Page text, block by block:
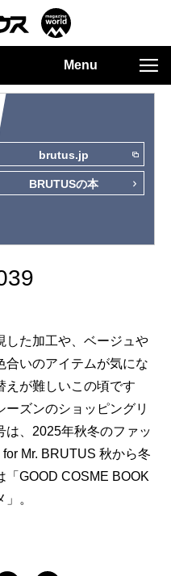
Menu
brutus.jp
BRUTUSの本
した加工や、ベージュや
合いのアイテムが気にな
えが難しいこの頃です
ズンのショッピングリ
は、2025年秋冬のファッ
Mr. BRUTUS 秋から冬
GOOD COSME BOOK
。